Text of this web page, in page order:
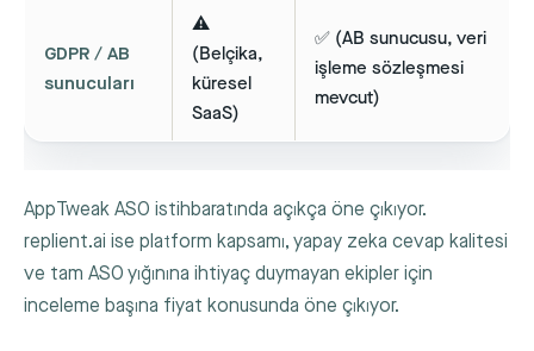
GDPR / AB
sunucuları
⚠️
(Belçika,
küresel
SaaS)
✅ (AB sunucusu, veri
işleme sözleşmesi
mevcut)
AppTweak ASO istihbaratında açıkça öne çıkıyor.
replient.ai ise platform kapsamı, yapay zeka cevap kalitesi
ve tam ASO yığınına ihtiyaç duymayan ekipler için
inceleme başına fiyat konusunda öne çıkıyor.